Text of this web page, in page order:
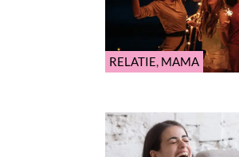
RELATIE, MAMA